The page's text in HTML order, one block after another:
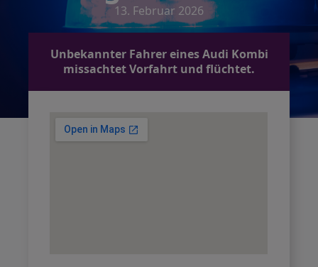
13. Februar 2026
Unbekannter Fahrer eines Audi Kombi
missachtet Vorfahrt und flüchtet.